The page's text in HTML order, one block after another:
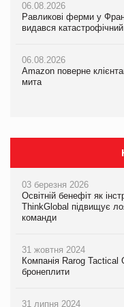
06.08.2026
Равликові ферми у
видався
06.08.2026
Amazon поверне
мита
05.08.2026
Смачне поповнення
05.08.2026
Сергій Лісунов про
06.08.2026
Amazon поверне
мита
05.08.2026
У Євросоюзі набули
інтелекту
03 березня 2026
Освітній бенефіт як
ThinkGlobal підвищує
команди
31 жовтня 2024
Компанія Rarog Tactical
бронеплити
31 липня 2024